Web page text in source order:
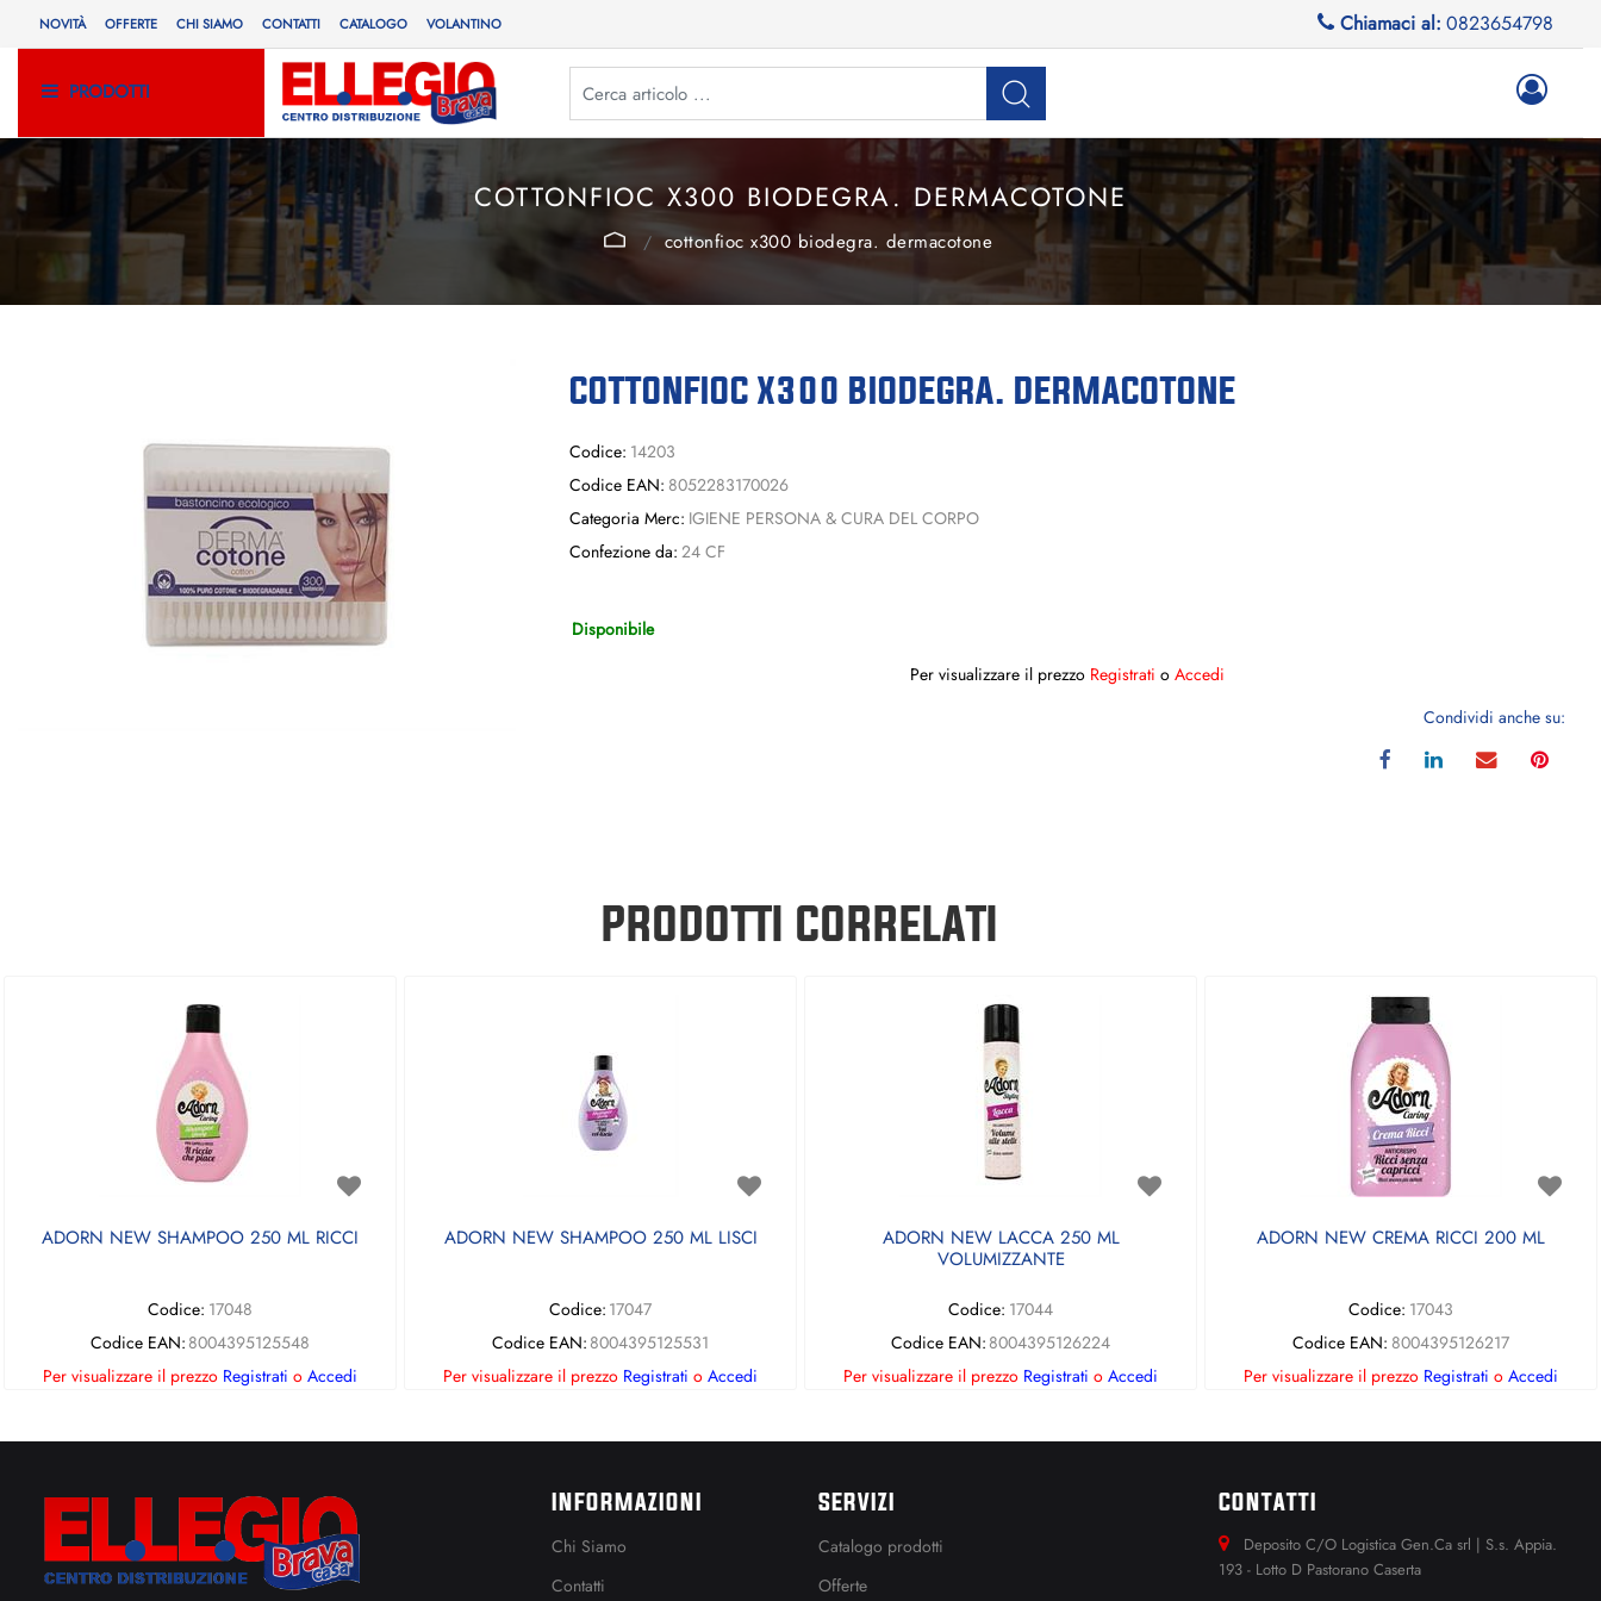
NOVITÀ OFFERTE CHI SIAMO CONTATTI CATALOGO VOLANTINO Chiamaci al: 0823654798
PRODOTTI
COTTONFIOC X300 BIODEGRA. DERMACOTONE
cottonfioc x300 biodegra. dermacotone
COTTONFIOC X300 BIODEGRA. DERMACOTONE
Codice: 14203
Codice EAN: 8052283170026
Categoria Merc: IGIENE PERSONA & CURA DEL CORPO
Confezione da: 24 CF
Disponibile
Per visualizzare il prezzo Registrati o Accedi
Condividi anche su:
PRODOTTI CORRELATI
ADORN NEW SHAMPOO 250 ML RICCI
Codice: 17048
Codice EAN: 8004395125548
Per visualizzare il prezzo Registrati o Accedi
ADORN NEW SHAMPOO 250 ML LISCI
Codice: 17047
Codice EAN: 8004395125531
Per visualizzare il prezzo Registrati o Accedi
ADORN NEW LACCA 250 ML
VOLUMIZZANTE
Codice: 17044
Codice EAN: 8004395126224
Per visualizzare il prezzo Registrati o Accedi
ADORN NEW CREMA RICCI 200 ML
Codice: 17043
Codice EAN: 8004395126217
Per visualizzare il prezzo Registrati o Accedi
INFORMAZIONI
Chi Siamo
Contatti
SERVIZI
Catalogo prodotti
Offerte
CONTATTI
Deposito C/O Logistica Gen.Ca srl | S.s. Appia.
193 - Lotto D Pastorano Caserta